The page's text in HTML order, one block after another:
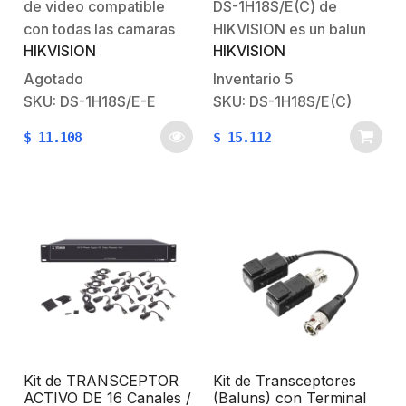
Coaxitrion
de video compatible
con todas las camaras
epcom y
HIKVISION.Acepta
resolucion de: 5
Megapixel / 3
6.Distancias de video
hasta 200 mts (3, 4, 5
Megapixel).Distancias
HIKVISION
Agotado
SKU: DS-1H18S/E-E
$ 11.108
CVBS / Audio por
Coaxitron / Datos para
Menú de Configurar de
Cámaras
DS-1H18S/E(C) de
HIKVISION es un balun
de vídeo pasivo UTP de
1 canal que se utiliza
para transmitir señales
de vídeo de cámaras de
seguridad a un DVR o
HIKVISION
Inventario 5
SKU: DS-1H18S/E(C)
$ 15.112
Kit de TRANSCEPTOR
ACTIVO DE 16 Canales /
Kit de Transceptores
(Baluns) con Terminal